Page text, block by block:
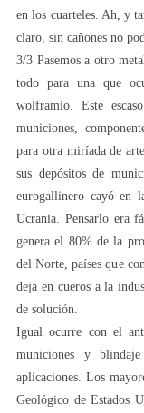
en los cuarteles. Ah, y
claro, sin cañones no
3/3 Pasemos a otro
todo para una que
wolframio. Este
municiones,
para otra miríada de
sus depósitos de
eurogallinero cayó en
Ucrania. Pensarlo era
genera el 80% de la
del Norte, países que
deja en cueros a la
de solución.
Igual ocurre con el
municiones y
aplicaciones. Los
Geológico de Estados